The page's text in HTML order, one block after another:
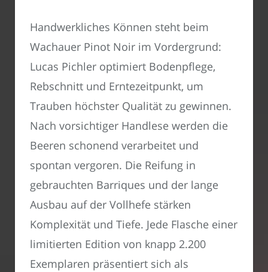
Handwerkliches Können steht beim
Wachauer Pinot Noir im Vordergrund:
Lucas Pichler optimiert Bodenpflege,
Rebschnitt und Erntezeitpunkt, um
Trauben höchster Qualität zu gewinnen.
Nach vorsichtiger Handlese werden die
Beeren schonend verarbeitet und
spontan vergoren. Die Reifung in
gebrauchten Barriques und der lange
Ausbau auf der Vollhefe stärken
Komplexität und Tiefe. Jede Flasche einer
limitierten Edition von knapp 2.200
Exemplaren präsentiert sich als